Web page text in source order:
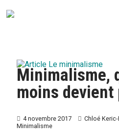
Minimalisme,
moins devient
4 novembre 2017 Chloé Keric-
Minimalisme